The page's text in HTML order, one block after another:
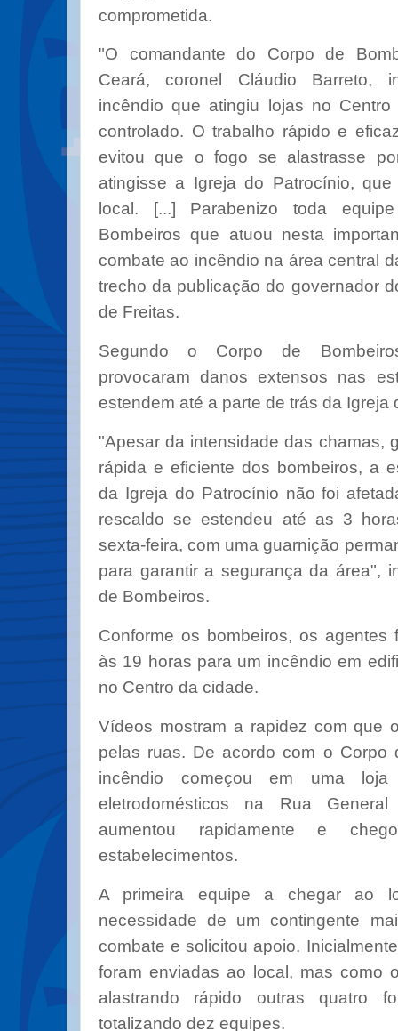
comprometida.
"O comandante do Corpo de
Ceará, coronel Cláudio Barreto,
incêndio que atingiu lojas no
controlado. O trabalho rápido e
evitou que o fogo se alastrasse
atingisse a Igreja do Patrocínio,
local. [...] Parabenizo toda
Bombeiros que atuou nesta
combate ao incêndio na área central
trecho da publicação do governador
de Freitas.
Segundo o Corpo de
provocaram danos extensos nas
estendem até a parte de trás da Igreja
"Apesar da intensidade das chamas,
rápida e eficiente dos bombeiros, a
da Igreja do Patrocínio não foi
rescaldo se estendeu até as 3
sexta-feira, com uma guarnição
para garantir a segurança da área",
de Bombeiros.
Conforme os bombeiros, os agentes
às 19 horas para um incêndio em
no Centro da cidade.
Vídeos mostram a rapidez com que
pelas ruas. De acordo com o Corpo
incêndio começou em uma
eletrodomésticos na Rua
aumentou rapidamente e
estabelecimentos.
A primeira equipe a chegar ao
necessidade de um contingente
combate e solicitou apoio.
foram enviadas ao local, mas como
alastrando rápido outras quatro
totalizando dez equipes.